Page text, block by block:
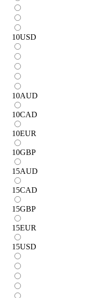
10USD
10AUD
10CAD
10EUR
10GBP
15AUD
15CAD
15GBP
15EUR
15USD